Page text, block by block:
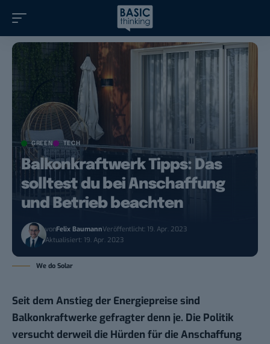
GREEN TECH
Balkonkraftwerk Tipps: Das
solltest du bei Anschaffung
und Betrieb beachten
vonFelix BaumannVeröffentlicht: 19. Apr. 2023
Aktualisiert: 19. Apr. 2023
We do Solar
Seit dem Anstieg der Energiepreise sind
Balkonkraftwerke gefragter denn je. Die Politik
versucht derweil die Hürden für die Anschaffung